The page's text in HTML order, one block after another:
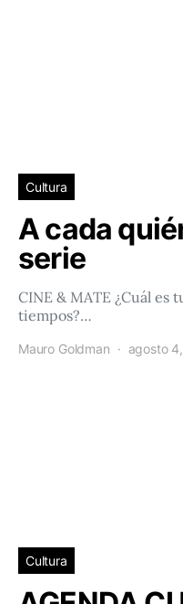
Cultura
A cada
serie
CINE & MATE ¿Cuál es
tiempos?…
Mauro Goldman agosto
Cultura